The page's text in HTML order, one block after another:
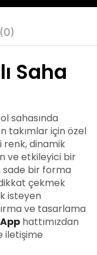
Saha
sahasında
takımlar için özel
renk, dinamik
ve etkileyici bir
sade bir forma
çekmek
isteyen
ve tasarlama
hattımızdan
iletişime